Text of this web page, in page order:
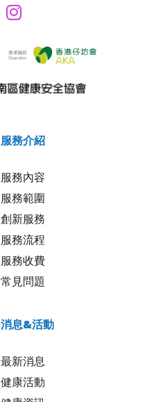
服務介紹
服務內容
服務範圍
創新服務
服務流程
服務收費
常見問題
消息&活動
最新消息
健康活動